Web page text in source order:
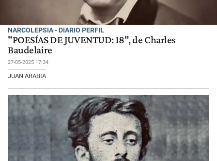
NARCOLEPSIA - DIARIO PERFIL
"POESÍAS DE JUVENTUD: 18", de Charles
Baudelaire
27-05-2025 17:34
JUAN ARABIA